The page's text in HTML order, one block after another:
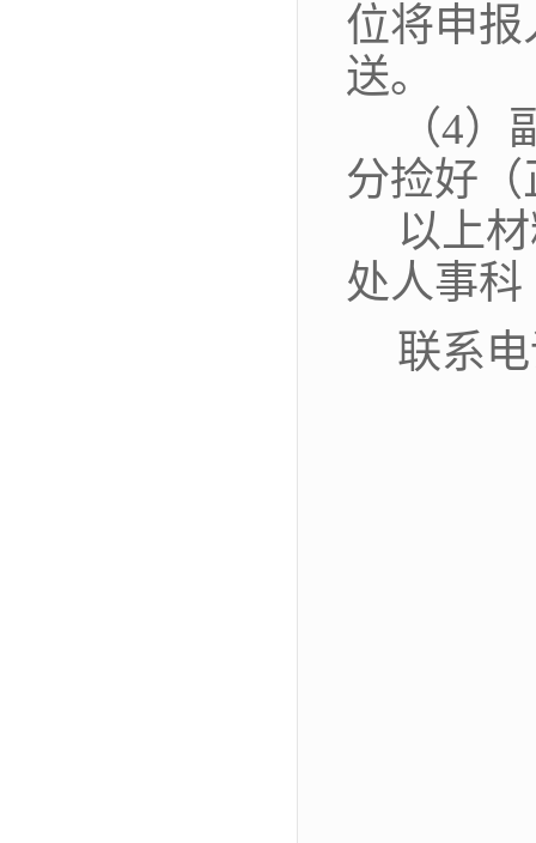
位将申
送。
（4）
分捡好
以上
处人事科
联系